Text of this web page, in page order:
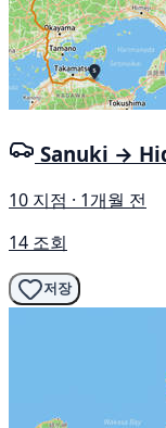
Sanuki →
10 지점 · 1개월 전
14 조회
저장